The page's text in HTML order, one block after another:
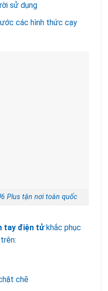
sử dụng
các hình thức cạy
Plus tận nơi toàn quốc
tay điện tửkhắc phục
chẽ